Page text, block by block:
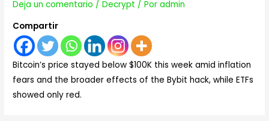
Deja un comentario /Decrypt / Poradmin
Compartir
Bitcoin’s price stayed below $100K this week amid inflation
fears and the broader effects of the Bybit hack, while ETFs
showed only red.